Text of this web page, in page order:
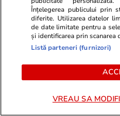
Înțelegerea publicului prin
diferite. Utilizarea datelor
de date limitate pentru a
și identificarea prin scanarea
Listă parteneri (furnizori)
VREAU SA